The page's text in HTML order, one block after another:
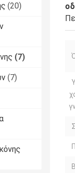
(20)
(7)
(7)